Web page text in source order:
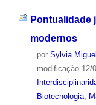
Pontualidade
modernos
por Sylvia Miguel
modificação12/
Biotecnologia,